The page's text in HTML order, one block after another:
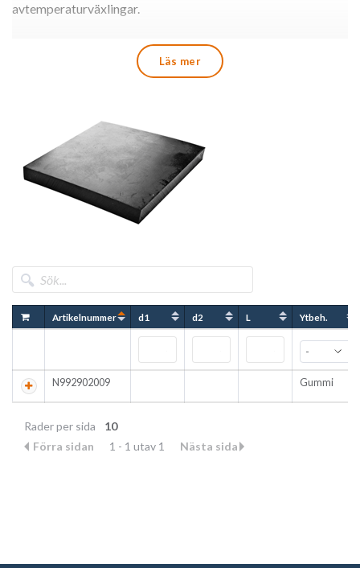
avtemperaturväxlingar.
deformationslagerutan förstärkning och med en
slät kontaktyta. Anpassat för övervägande stastisk last. Det
70 en tryckkapacitet på upp till 15 N/mm².
Deformationslagret kan tillverkas i olika storlekar efter
kundens önskemål. Alla lager går att få med hål eller slits.
För teknisk information se:
Läs mer
Artikelnummer d1 d2 L Ytbeh.
N992902009 Gummi
Rader per sida
10
Förra sidan
1 - 1 utav 1 Nästa sida